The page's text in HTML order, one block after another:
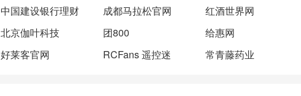
中国建设银行理财 成都马拉松官网
红酒世界网
北京伽叶科技 团800
给惠网
好莱客官网 RCFans 遥控迷 常青藤药业